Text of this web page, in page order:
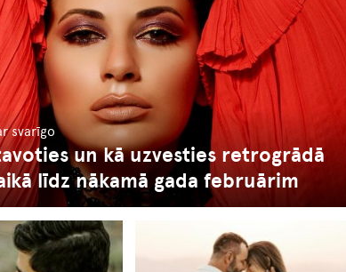
svarīgo
un kā uzvesties retrogrādā
līdz nākamā gada februārim